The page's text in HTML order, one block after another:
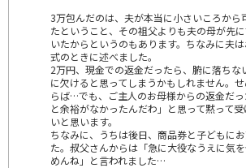
3万包んだのは、夫が本当に小さいころから
たということ、その祖父よりも夫の母が先
いたからというのもあります。ちなみに夫
式のときに述べました。
2万円、現金での返金だったら、腑に落ちな
に欠けると思ってしまうかもしれません。
らば…でも、ご主人のお母様からの返金だ
と余裕がなかったんだわ」と思って黙って
いと思います。
ちなみに、うちは後日、商品券と子どもに
た。叔父さんからは「急に大役なうえに気
めんね」と言われました…